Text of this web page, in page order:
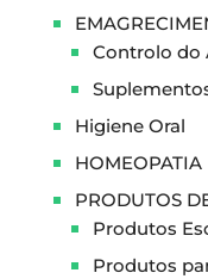
Controlo do
Higiene Oral
HOMEOPATIA
PRODUTOS
Produtos
Produtos